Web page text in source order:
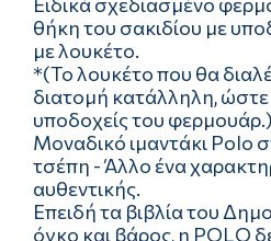
θήκη του σακιδίου με
με λουκέτο.
*(Το λουκέτο που θα
διατομή κατάλληλη,
υποδοχείς του φερμουάρ.)
Μοναδικό ιμαντάκι Polo
τσέπη - Άλλο ένα
αυθεντικής.
Επειδή τα βιβλία του
όγκο και βάρος, η POLO